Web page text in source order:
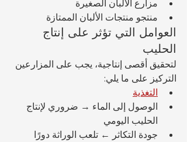
مزارع الألبان الصغيرة
منتجو منتجات الألبان الممتازة
العوامل التي تؤثر على إنتاج
الحليب
لتحقيق أقصى إنتاجية، يجب على المزارعين
التركيز على ما يلي:
التغذية
الوصول إلى الماء → ضروري لإنتاج
الحليب اليومي
جودة التكاثر ← تلعب الوراثة دورًا